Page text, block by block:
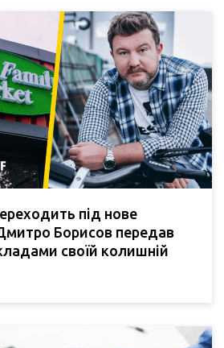
під нове
Борисов передав
своїй колишній